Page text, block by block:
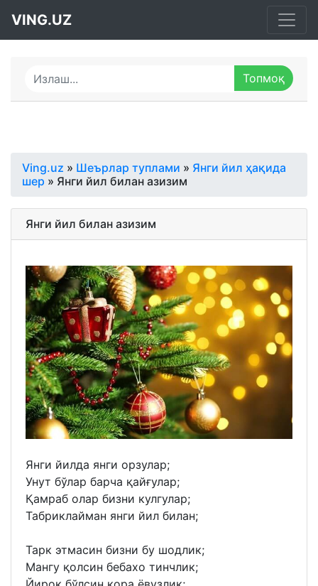
VING.UZ
Ving.uz » Шеърлар туплами » Янги йил ҳақида
шер » Янги йил билан азизим
Янги йил билан азизим
Янги йилда янги орзулар;
Унут бўлар барча қайғулар;
Қамраб олар бизни кулгулар;
Табриклайман янги йил билан;
Тарк этмасин бизни бу шодлик;
Мангу қолсин бебахо тинчлик;